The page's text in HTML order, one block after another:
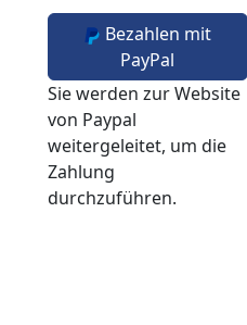
Bezahlen mit
PayPal
Sie werden zur Website
von Paypal
weitergeleitet, um die
Zahlung
durchzuführen.